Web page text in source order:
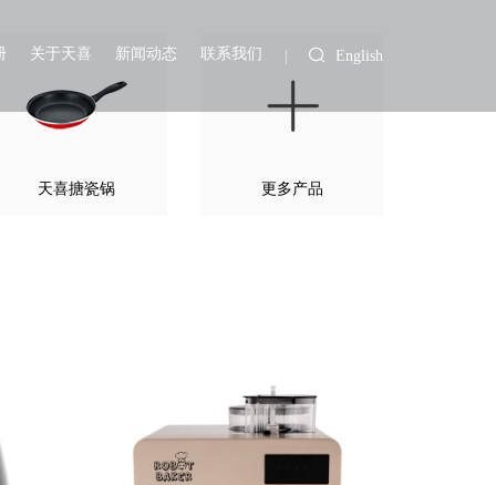
关于天喜 新闻动态 联系我们 English
天喜搪瓷锅 更多产品